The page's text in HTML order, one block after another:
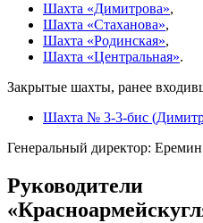
Шахта «Димитрова»,
Шахта «Стаханова»,
Шахта «Родинская»,
Шахта «Центральная».
Закрытые шахты, ранее
Шахта № 3-3-бис
Генеральный директор:
Руководители